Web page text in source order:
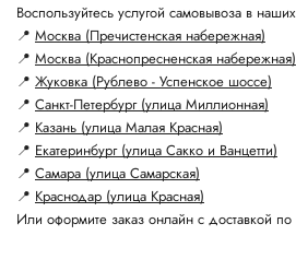
Воспользуйтесь услугой самовывоза в
📍 Москва (Пречистенская набережная)
📍 Москва (Краснопресненская набережная)
📍 Жуковка (Рублево - Успенское шоссе)
📍 Санкт-Петербург (улица Миллионная)
📍 Казань (улица Малая Красная)
📍 Екатеринбург (улица Сакко и Ванцетти)
📍 Самара (улица Самарская)
📍 Краснодар (улица Красная)
Или оформите заказ онлайн с доставкой по